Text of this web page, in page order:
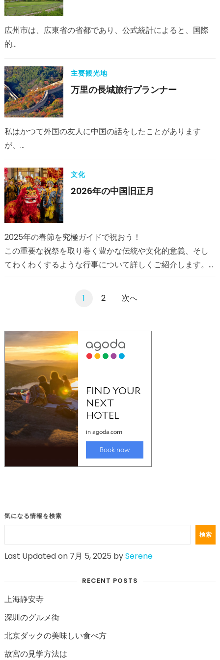
広州市は、広東省の省都であり、公式統計によると、国際
的…
主要観光地
万里の長城旅行プランナー
私はかつて外国の友人に中国の話をしたことがあります
が、…
文化
2026年の中国旧正月
2025年の春節を究極ガイドで祝おう！
この重要な祝祭を取り巻く豊かな伝統や文化的意義、そし
てわくわくするような行事について詳しくご紹介します。
方法を知りましょう。
ー
ジ
送
り
1 2 次へ
気になる情報を検索
検索
Last Updated on 7月 5, 2025 bySerene
RECENT POSTS
上海静安寺
深圳のグルメ街
北京ダックの美味しい食べ方
故宮の見学方法は